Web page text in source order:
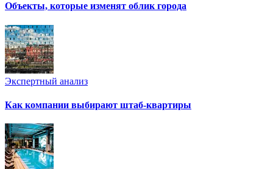
Объекты, которые изменят облик города
Экспертный анализ
Как компании выбирают штаб-квартиры